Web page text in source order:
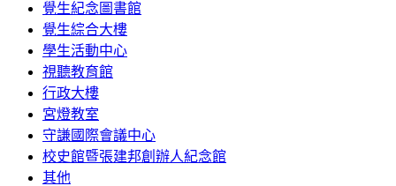
覺生紀念圖書館
覺生綜合大樓
學生活動中心
視聽教育館
行政大樓
宮燈教室
守謙國際會議中心
校史館暨張建邦創辦人紀念館
其他